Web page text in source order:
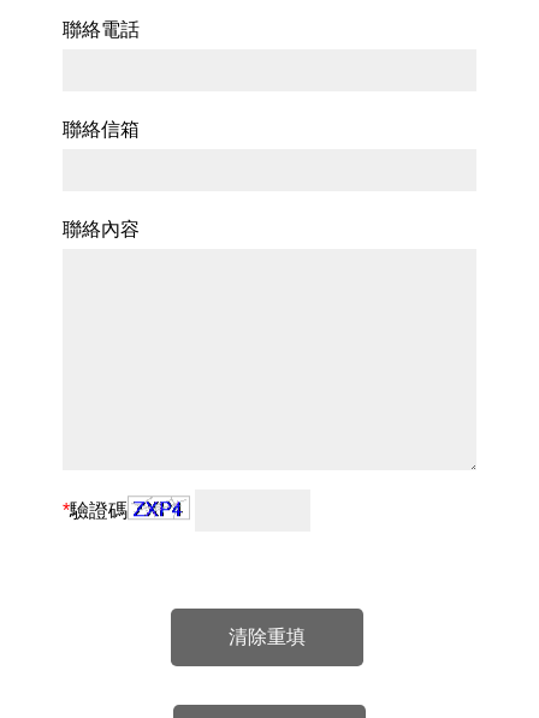
聯絡電話
聯絡信箱
聯絡內容
*驗證碼
清除重填